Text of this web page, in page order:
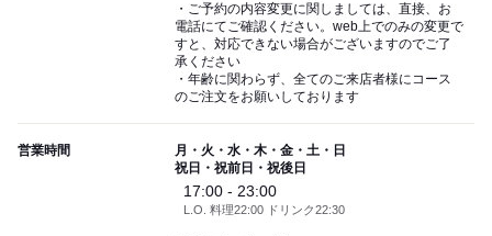
・ご予約の内容変更に関しましては、直接、お
電話にてご確認ください。web上でのみの変更で
すと、対応できない場合がございますのでご了
承ください
・年齢に関わらず、全てのご来店者様にコース
のご注文をお願いしております
営業時間
月・火・水・木・金・土・日
祝日・祝前日・祝後日
17:00 - 23:00
L.O. 料理22:00 ドリンク22:30